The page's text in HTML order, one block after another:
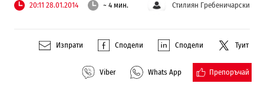
20:11 28.01.2014 ~ 4 мин. Стилиян Гребеничарски
Изпрати Сподели Сподели Туит
Viber Whats App Препоръчай